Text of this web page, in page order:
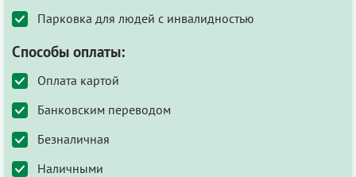
Парковка для людей с инвалидностью
Способы оплаты:
Оплата картой
Банковским переводом
Безналичная
Наличными